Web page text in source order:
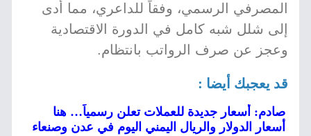
المصرفي الرسمي، وفقاً للداعري، مما أدى
إلى شلل شبه كامل في الدورة الاقتصادية
وعجز عن صرف الرواتب بانتظام.
قد يعجبك أيضا :
صادم: أسعار جديدة للعملات تعلن رسمياً… هنا
أسعار الدولار والريال اليمني اليوم في عدن وصنعاء